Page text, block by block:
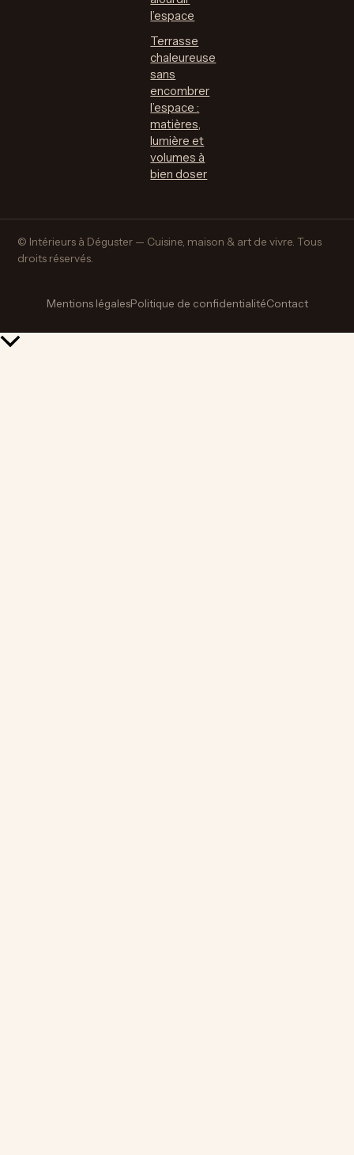
l’espace
Terrasse
chaleureuse
sans
encombrer
l’espace :
matières,
lumière et
volumes à
bien doser
© Intérieurs à Déguster — Cuisine, maison & art de vivre. Tous
droits réservés.
Mentions légalesPolitique de confidentialitéContact